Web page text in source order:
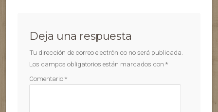
Deja una respuesta
Tu dirección de correo electrónico no será publicada.
Los campos obligatorios están marcados con *
Comentario*